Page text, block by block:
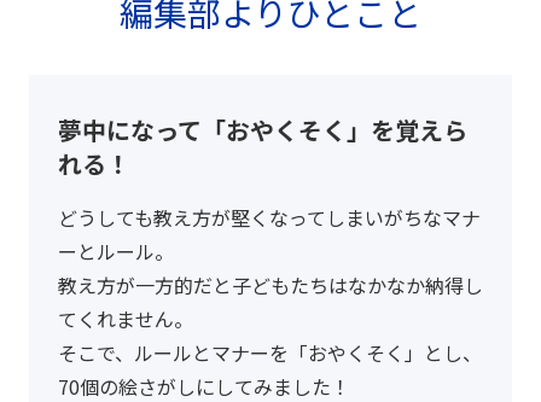
編集部よりひとこと
夢中になって「おやくそく」を覚えら
れる！
どうしても教え方が堅くなってしまいがちなマナ
ーとルール。
教え方が一方的だと子どもたちはなかなか納得し
てくれません。
そこで、ルールとマナーを「おやくそく」とし、
70個の絵さがしにしてみました！